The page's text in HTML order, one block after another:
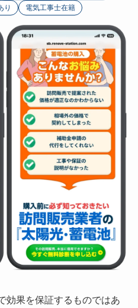
り 電気工事士在籍
効果を保証するものではあ